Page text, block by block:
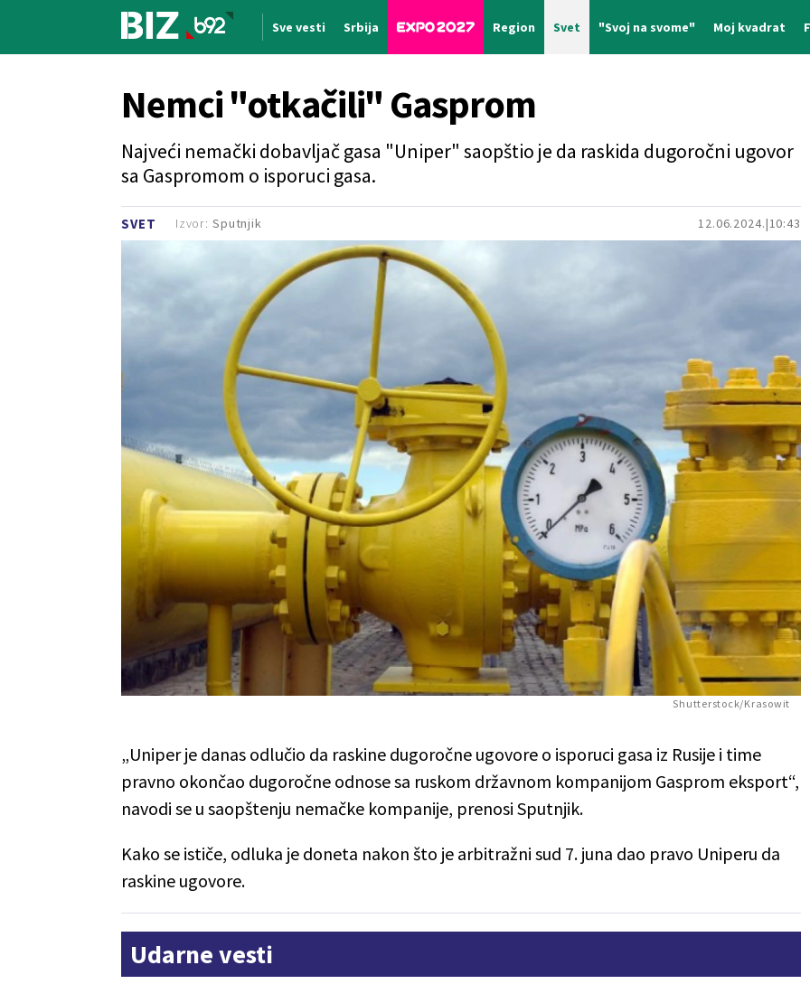
Sve vesti Srbija Region Svet "Svoj na svome" Moj kvadrat
SVET 12.06.2024. 10:43
Nemci "otkačili" Gasprom
Najveći nemački dobavljač gasa "Uniper" saopštio je da raskida dugoročni ugovor
sa Gaspromom o isporuci gasa.
Izvor: Sputnjik
Shutterstock/Krasowit
„Uniper je danas odlučio da raskine dugoročne ugovore o isporuci gasa iz Rusije i time
pravno okončao dugoročne odnose sa ruskom državnom kompanijom Gasprom eksport“,
navodi se u saopštenju nemačke kompanije, prenosi Sputnjik.
Kako se ističe, odluka je doneta nakon što je arbitražni sud 7. juna dao pravo Uniperu da
raskine ugovore.
Udarne vesti